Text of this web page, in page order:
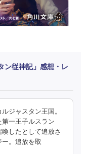
ン従神記」感想・レ
ジャスタン王国。
一王子ルスラン
したとして追放さ
。追放を取